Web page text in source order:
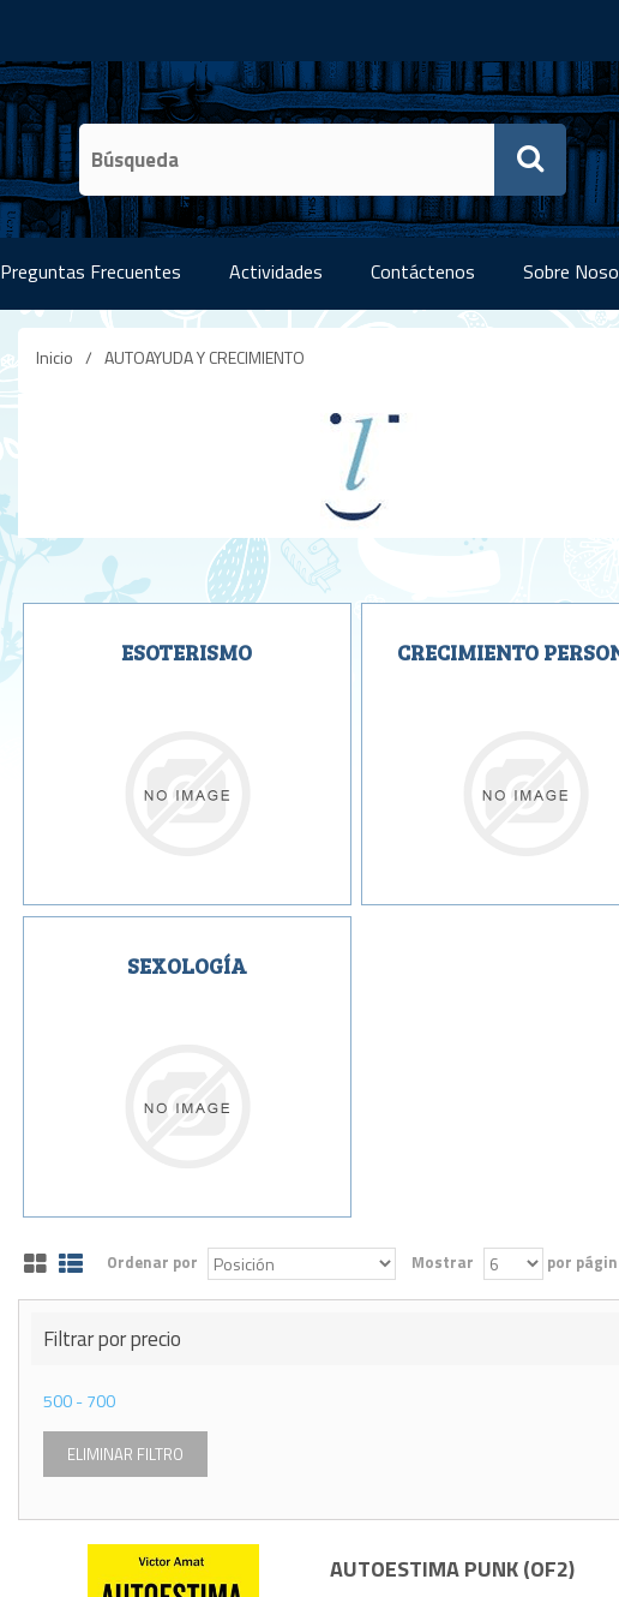
Preguntas Frecuentes Actividades Contáctenos Sobre
Inicio / AUTOAYUDA Y CRECIMIENTO
ESOTERISMO CRECIMIENTO
SEXOLOGÍA
Ordenar por Mostrar por
Filtrar por precio
500-700
ELIMINAR FILTRO
AUTOESTIMA PUNK (OF2)